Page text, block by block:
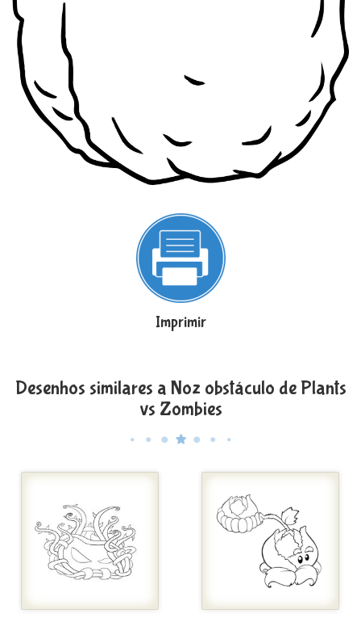
Imprimir
Desenhos similares a Noz obstáculo de Plants
vs Zombies